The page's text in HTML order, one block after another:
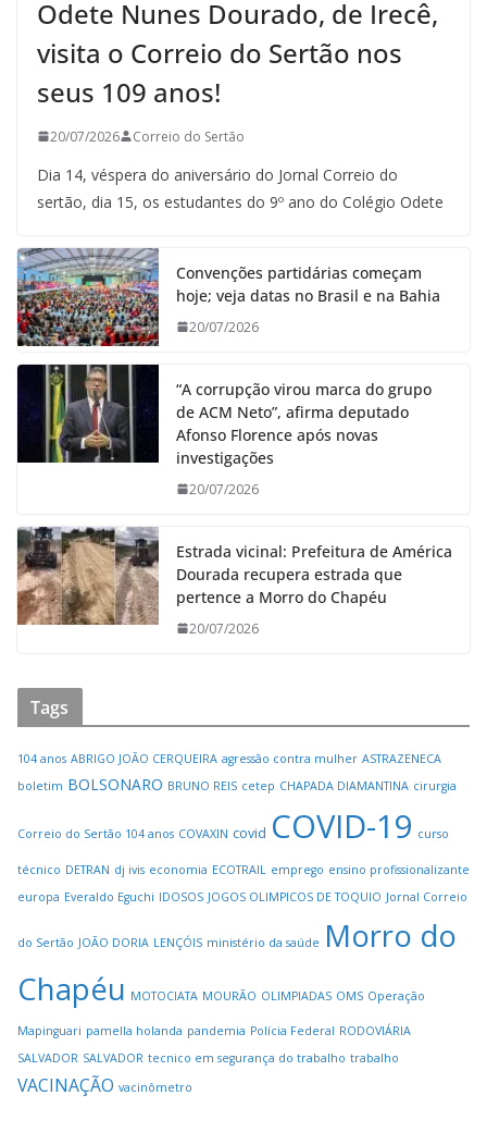
Odete Nunes Dourado, de Irecê,
visita o Correio do Sertão nos
seus 109 anos!
20/07/2026 Correio do Sertão
Dia 14, véspera do aniversário do Jornal Correio do
sertão, dia 15, os estudantes do 9º ano do Colégio Odete
Convenções partidárias começam
hoje; veja datas no Brasil e na Bahia
20/07/2026
“A corrupção virou marca do grupo
de ACM Neto”, afirma deputado
Afonso Florence após novas
investigações
20/07/2026
Estrada vicinal: Prefeitura de América
Dourada recupera estrada que
pertence a Morro do Chapéu
20/07/2026
Tags
104 anos ABRIGO JOÃO CERQUEIRA agressão contra mulher ASTRAZENECA
boletim BOLSONARO BRUNO REIS cetep CHAPADA DIAMANTINA cirurgia
Correio do Sertão 104 anos COVAXIN covid COVID-19 curso
técnico DETRAN dj ivis economia ECOTRAIL emprego ensino profissionalizante
europa Everaldo Eguchi IDOSOS JOGOS OLIMPICOS DE TOQUIO Jornal Correio
do Sertão JOÃO DORIA LENÇÓIS ministério da saúde Morro do
Chapéu MOTOCIATA MOURÃO OLIMPIADAS OMS Operação
Mapinguari pamella holanda pandemia Polícia Federal RODOVIÁRIA
SALVADOR SALVADOR tecnico em segurança do trabalho trabalho
VACINAÇÃO vacinômetro